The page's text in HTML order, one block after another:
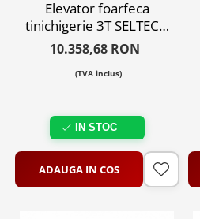
Elevator foarfeca
tinichigerie 3T SELTECH
ST8131-220V
profesional, 220V
10.358,68 RON
(TVA inclus)
IN STOC
ADAUGA IN COS